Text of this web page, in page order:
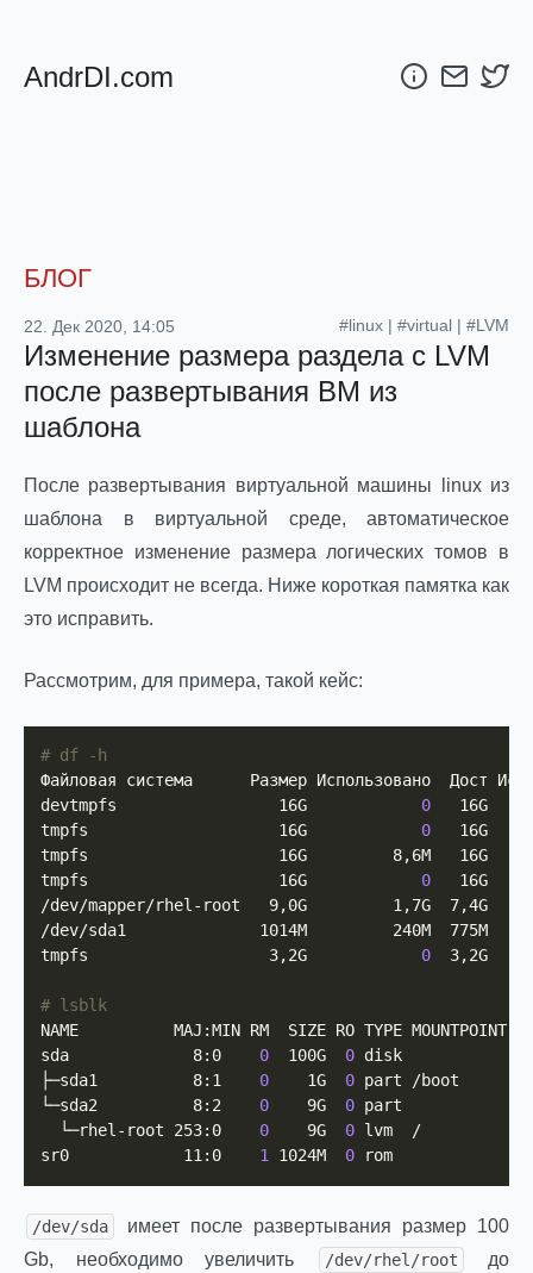
AndrDI.com
БЛОГ
#linux | #virtual | #LVM
22. Дек 2020, 14:05
Изменение размера раздела с LVM
после развертывания ВМ из
шаблона
После развертывания виртуальной машины linux из
шаблона в виртуальной среде, автоматическое
корректное изменение размера логических томов в
LVM происходит не всегда. Ниже короткая памятка как
это исправить.
Рассмотрим, для примера, такой кейс:
# df -h
Файловая система      Размер Использовано  Дост
devtmpfs                 16G 0
16G
tmpfs                    16G 0
16G
tmpfs                    16G         8,6M   16G
tmpfs                    16G 0
16G
/dev/mapper/rhel-root   9,0G         1,7G  7,4G
/dev/sda1              1014M         240M  775M
tmpfs                   3,2G 0
3,2G
# lsblk
NAME          MAJ:MIN RM  SIZE RO TYPE MOUNTPOINT
sda             8:0 0
  100G
0 disk
├─sda1          8:1 0
    1G
0 part /boot
└─sda2          8:2 0
    9G
0 part
  └─rhel-root 253:0
0
    9G
0 lvm  /
sr0            11:0 1 1024M 0 rom
/dev/sda
имеет после развертывания размер 100
Gb, необходимо увеличить
/dev/rhel/root
до